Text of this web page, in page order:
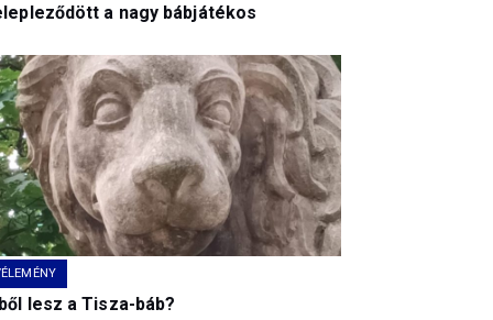
a nagy bábjátékos
lesz a Tisza-báb?